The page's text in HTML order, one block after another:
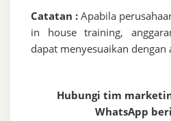
Catatan : Apabila
in house training,
dapat menyesuaikan dengan
Hubungi tim
WhatsApp